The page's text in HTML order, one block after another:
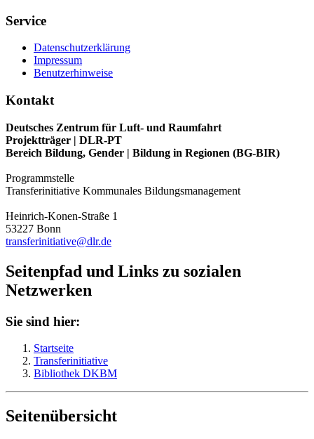
Service
Datenschutzerklärung
Impressum
Benutzerhinweise
Kontakt
Deutsches Zentrum für Luft- und Raumfahrt
Projektträger | DLR-PT
Bereich Bildung, Gender | Bildung in Regionen (BG-BIR)
Programmstelle
Transferinitiative Kommunales Bildungsmanagement
Heinrich-Konen-Straße 1
53227 Bonn
transferinitiative@dlr.de
Seitenpfad und Links zu sozialen
Netzwerken
Sie sind hier:
Startseite
Transferinitiative
Bibliothek DKBM
Seitenübersicht